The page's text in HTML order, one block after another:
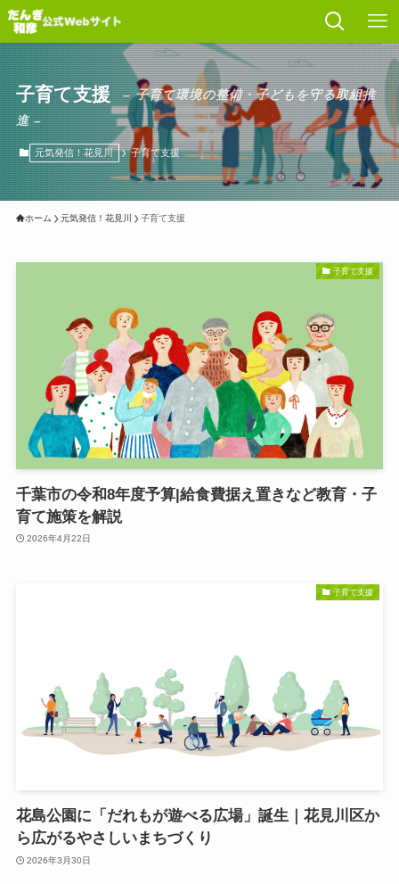
子育て支援
– 子育て環境の整備・子どもを守る取組推
進 –
元気発信！花見川 子育て支援
ホーム 元気発信！花見川 子育て支援
子育て支援
千葉市の令和8年度予算|給食費据え置きなど教育・子
育て施策を解説
2026年4月22日
子育て支援
花島公園に「だれもが遊べる広場」誕生｜花見川区か
ら広がるやさしいまちづくり
2026年3月30日